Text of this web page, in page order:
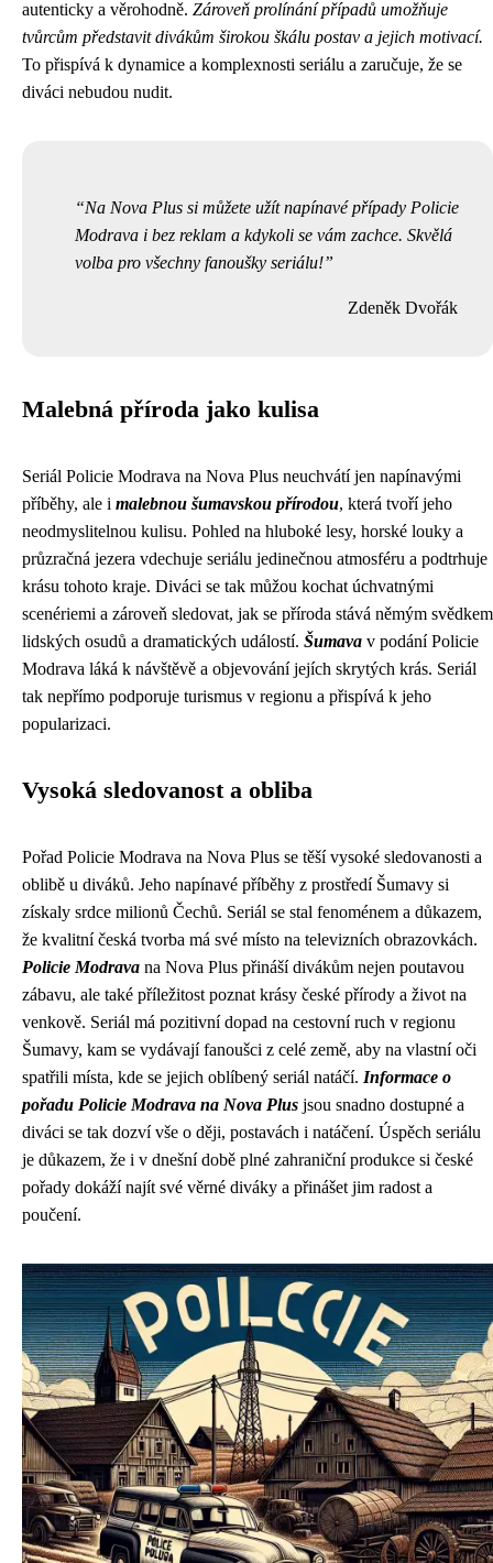
autenticky a věrohodně. Zároveň prolínání případů umožňuje
tvůrcům představit divákům širokou škálu postav a jejich motivací.
To přispívá k dynamice a komplexnosti seriálu a zaručuje, že se
diváci nebudou nudit.
Na Nova Plus si můžete užít napínavé případy Policie
Modrava i bez reklam a kdykoli se vám zachce. Skvělá
volba pro všechny fanoušky seriálu!
Zdeněk Dvořák
Malebná příroda jako kulisa
Seriál Policie Modrava na Nova Plus neuchvátí jen napínavými
příběhy, ale i malebnou šumavskou přírodou, která tvoří jeho
neodmyslitelnou kulisu. Pohled na hluboké lesy, horské louky a
průzračná jezera vdechuje seriálu jedinečnou atmosféru a podtrhuje
krásu tohoto kraje. Diváci se tak můžou kochat úchvatnými
scenériemi a zároveň sledovat, jak se příroda stává němým svědkem
lidských osudů a dramatických událostí. Šumava v podání Policie
Modrava láká k návštěvě a objevování jejích skrytých krás. Seriál
tak nepřímo podporuje turismus v regionu a přispívá k jeho
popularizaci.
Vysoká sledovanost a obliba
Pořad Policie Modrava na Nova Plus se těší vysoké sledovanosti a
oblibě u diváků. Jeho napínavé příběhy z prostředí Šumavy si
získaly srdce milionů Čechů. Seriál se stal fenoménem a důkazem,
že kvalitní česká tvorba má své místo na televizních obrazovkách.
Policie Modrava na Nova Plus přináší divákům nejen poutavou
zábavu, ale také příležitost poznat krásy české přírody a život na
venkově. Seriál má pozitivní dopad na cestovní ruch v regionu
Šumavy, kam se vydávají fanoušci z celé země, aby na vlastní oči
spatřili místa, kde se jejich oblíbený seriál natáčí. Informace o
pořadu Policie Modrava na Nova Plus jsou snadno dostupné a
diváci se tak dozví vše o ději, postavách i natáčení. Úspěch seriálu
je důkazem, že i v dnešní době plné zahraniční produkce si české
pořady dokáží najít své věrné diváky a přinášet jim radost a
poučení.